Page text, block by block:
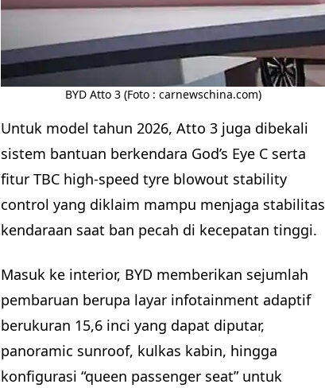
BYD Atto 3 (Foto : carnewschina.com)
Untuk model tahun 2026, Atto 3 juga dibekali
sistem bantuan berkendara God’s Eye C serta
fitur TBC high-speed tyre blowout stability
control yang diklaim mampu menjaga stabilitas
kendaraan saat ban pecah di kecepatan tinggi.
Masuk ke interior, BYD memberikan sejumlah
pembaruan berupa layar infotainment adaptif
berukuran 15,6 inci yang dapat diputar,
panoramic sunroof, kulkas kabin, hingga
konfigurasi “queen passenger seat” untuk